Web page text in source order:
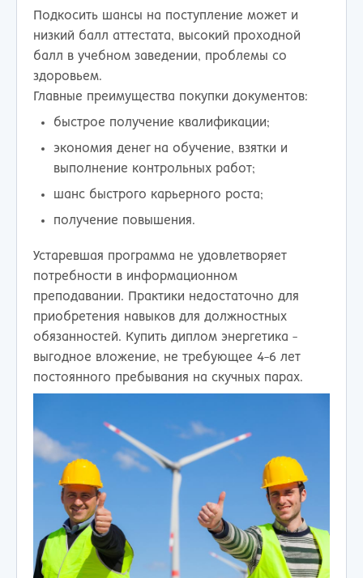
Подкосить шансы на поступление может и
низкий балл аттестата, высокий проходной
балл в учебном заведении, проблемы со
здоровьем.
Главные преимущества покупки документов:
быстрое получение квалификации;
экономия денег на обучение, взятки и
выполнение контрольных работ;
шанс быстрого карьерного роста;
получение повышения.
Устаревшая программа не удовлетворяет
потребности в информационном
преподавании. Практики недостаточно для
приобретения навыков для должностных
обязанностей. Купить диплом энергетика -
выгодное вложение, не требующее 4-6 лет
постоянного пребывания на скучных парах.